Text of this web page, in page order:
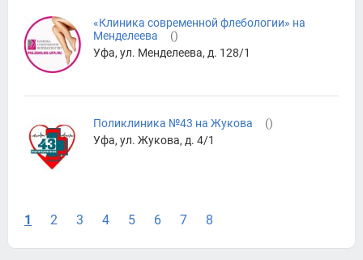
«Клиника современной флебологии» на
Менделеева
()
Уфа, ул. Менделеева, д. 128/1
Поликлиника №43 на Жукова ()
Уфа, ул. Жукова, д. 4/1
1 2 3 4 5 6 7 8